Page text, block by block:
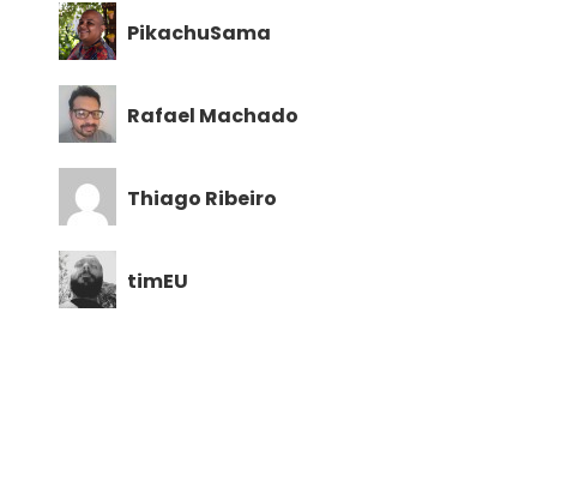
PikachuSama
Rafael Machado
Thiago Ribeiro
timEU